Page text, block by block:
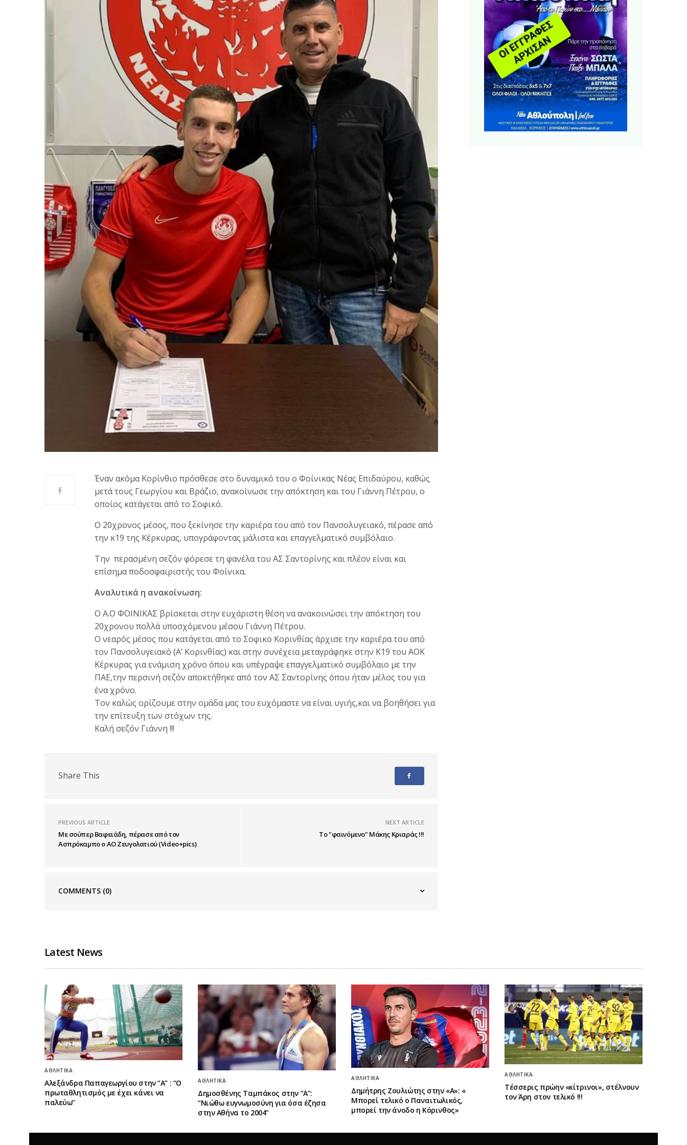
Έναν ακόμα Κορίνθιο πρόσθεσε στο δυναμικό του ο Φοίνικας Νέας Επιδαύρου, καθώς
μετά τους Γεωργίου και Βράζιο, ανακοίνωσε την απόκτηση και του Γιάννη Πέτρου, ο
οποίος κατάγεται από το Σοφικό.
Ο 20χρονος μέσος, που ξεκίνησε την καριέρα του από τον Πανσολυγειακό, πέρασε από
την κ19 της Κέρκυρας, υπογράφοντας μάλιστα και επαγγελματικό συμβόλαιο.
Την περασμένη σεζόν φόρεσε τη φανέλα του ΑΣ Σαντορίνης και πλέον είναι και
επίσημα ποδοσφαιριστής του Φοίνικα.
Αναλυτικά η ανακοίνωση:
Ο Α.Ο ΦΟΙΝΙΚΑΣ βρίσκεται στην ευχάριστη θέση να ανακοινώσει την απόκτηση του
20χρονου πολλά υποσχόμενου μέσου Γιάννη Πέτρου.
Ο νεαρός μέσος που κατάγεται από το Σοφικο Κορινθίας άρχισε την καριέρα του από
τον Πανσολυγειακό (Α’ Κορινθίας) και στην συνέχεια μεταγράφηκε στην Κ19 του ΑΟΚ
Κέρκυρας για ενάμιση χρόνο όπου και υπέγραψε επαγγελματικό συμβόλαιο με την
ΠΑΕ,την περσινή σεζόν αποκτήθηκε από τον ΑΣ Σαντορίνης όπου ήταν μέλος του για
ένα χρόνο.
Τον καλώς ορίζουμε στην ομάδα μας του ευχόμαστε να είναι υγιής,και να βοηθήσει για
την επίτευξη των στόχων της.
Καλή σεζόν Γιάννη !!!
Share This
PREVIOUS ARTICLE
Με σούπερ Βαφειάδη, πέρασε από τον
Ασπρόκαμπο ο ΑΟ Ζευγολατιού (Video+pics)
NEXT ARTICLE
Το "φαινόμενο" Μάκης Κριαράς !!!
COMMENTS (0)
Latest News
ΑΘΛΗΤΙΚΆ
Αλεξάνδρα Παπαγεωργίου στην “Α” : “Ο
πρωταθλητισμός με έχει κάνει να
παλεύω”
ΑΘΛΗΤΙΚΆ
Δημοσθένης Ταμπάκος στην “A”:
“Νιώθω ευγνωμοσύνη για όσα έζησα
στην Αθήνα το 2004”
ΑΘΛΗΤΙΚΆ
Δημήτρης Ζουλιώτης στην «Α»: «
Μπορεί τελικό ο Παναιτωλικός,
μπορεί την άνοδο η Κόρινθος»
ΑΘΛΗΤΙΚΆ
Τέσσερις πρώην «κίτρινοι», στέλνουν
τον Άρη στον τελικό !!!